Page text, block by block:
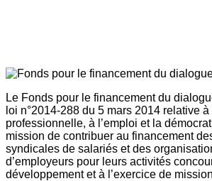
Le Fonds pour le financement du
loi n°2014-288 du 5 mars 2014 relative
professionnelle, à l’emploi et la
mission de contribuer au financement
syndicales de salariés et des
d’employeurs pour leurs activités
développement et à l’exercice de